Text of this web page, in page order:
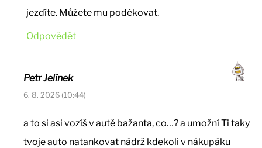
jezdíte. Můžete mu poděkovat.
Odpovědět
Petr Jelínek
6. 8. 2026 (10:44)
a to si asi vozíš v autě bažanta, co…? a umožní Ti taky
tvoje auto natankovat nádrž kdekoli v nákupáku